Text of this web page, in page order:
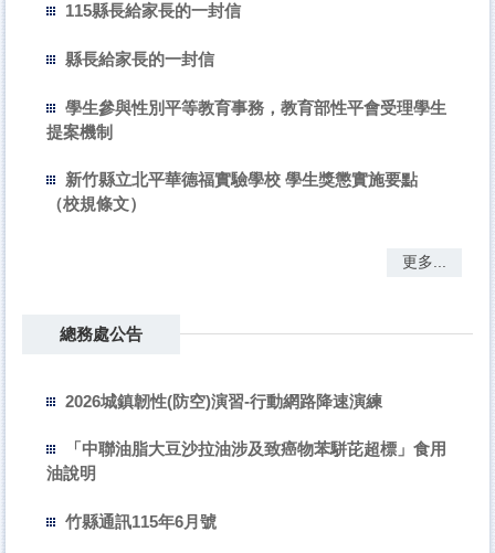
115縣長給家長的一封信
縣長給家長的一封信
學生參與性別平等教育事務，教育部性平會受理學生
提案機制
新竹縣立北平華德福實驗學校 學生獎懲實施要點
（校規條文）
更多...
總務處公告
2026城鎮韌性(防空)演習-行動網路降速演練
「中聯油脂大豆沙拉油涉及致癌物苯駢芘超標」食用
油說明
竹縣通訊115年6月號